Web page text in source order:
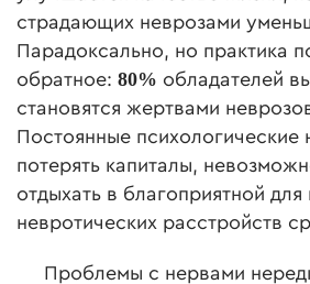
страдающих неврозами
Парадоксально, но практика
обратное: 80% обладателей
становятся жертвами
Постоянные психологические
потерять капиталы,
отдыхать в благоприятной
невротических расстройств
Проблемы с нервами